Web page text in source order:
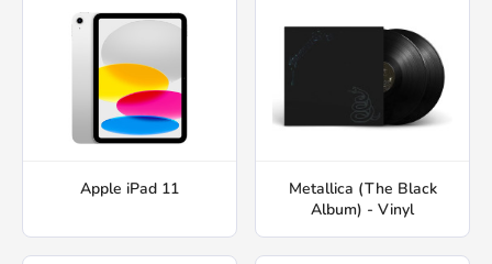
Apple iPad 11
Metallica (The Black
Album) - Vinyl